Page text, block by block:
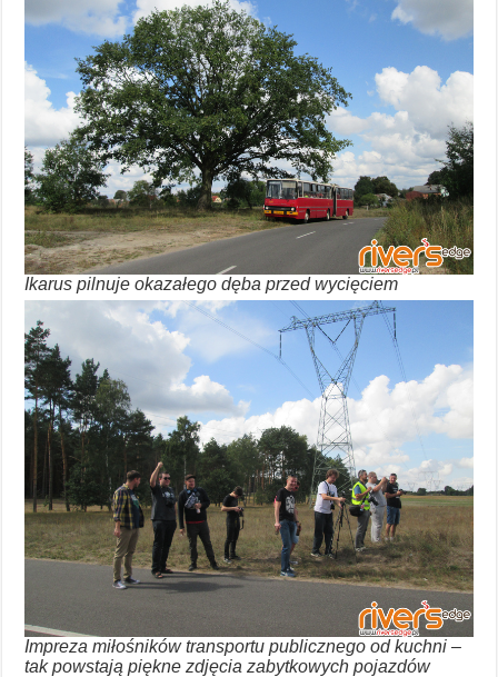
Ikarus pilnuje okazałego dęba przed wycięciem
Impreza miłośników transportu publicznego od kuchni –
tak powstają piękne zdjęcia zabytkowych pojazdów